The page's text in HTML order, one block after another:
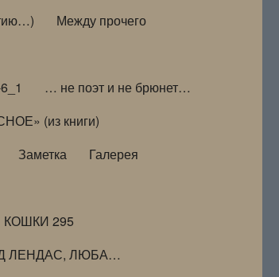
Между прочего
… не поэт и не брюнет…
(из книги)
Заметка
Галерея
КОШКИ 295
ЛЕНДАС, ЛЮБА…